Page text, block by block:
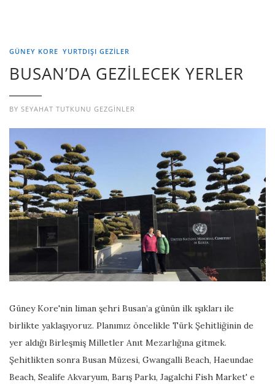
GÜNEY KORE YURTDIŞI GEZILER
BUSAN’DA GEZİLECEK YERLER
BY SEYAHAT TUTKUNU GEZGINLER
Güney Kore'nin liman şehri Busan’a günün ilk ışıkları ile
birlikte yaklaşıyoruz. Planımız öncelikle Türk Şehitliğinin de
yer aldığı Birleşmiş Milletler Anıt Mezarlığına gitmek.
Şehitlikten sonra Busan Müzesi, Gwangalli Beach, Haeundae
Beach, Sealife Akvaryum, Barış Parkı, Jagalchi Fish Market' e